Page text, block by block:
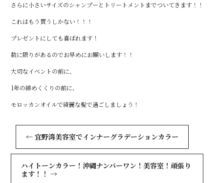
さらに小さいサイズのシャンプーとトリートメントまでついてきます！！
これはもう買うしかない！！！
プレゼントにしても喜ばれます！
数に限りがあるのでお早めにお願いします！！
大切なイベントの前に、
1年の締めくくりの前に、
モロッカンオイルで綺麗な髪で過ごしましょう！
← 宜野湾美容室でインナーグラデーションカラー
ハイトーンカラー！沖縄ナンバーワン！美容室！頑張り
ます！！→